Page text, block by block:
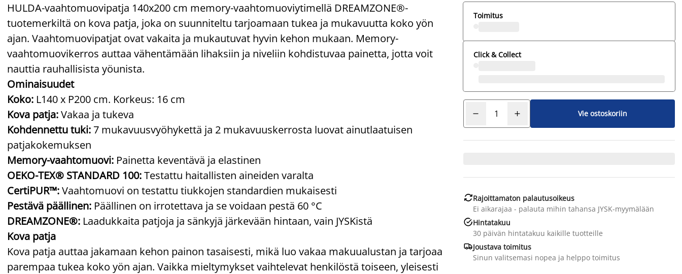
HULDA-vaahtomuovipatja 140x200 cm memory-vaahtomuoviytimellä DREAMZONE®-
tuotemerkiltä on kova patja, joka on suunniteltu tarjoamaan tukea ja mukavuutta koko yön
ajan. Vaahtomuovipatjat ovat vakaita ja mukautuvat hyvin kehon mukaan. Memory-
vaahtomuovikerros auttaa vähentämään lihaksiin ja niveliin kohdistuvaa painetta, jotta voit
nauttia rauhallisista yöunista.
Ominaisuudet
Koko: L140 x P200 cm. Korkeus: 16 cm
Kova patja:Vakaa ja tukeva
Kohdennettu tuki:7 mukavuusvyöhykettä ja 2 mukavuuskerrosta luovat ainutlaatuisen
patjakokemuksen
Memory-vaahtomuovi: Painetta keventävä ja elastinen
OEKO-TEX® STANDARD 100:Testattu haitallisten aineiden varalta
CertiPUR™:Vaahtomuovi on testattu tiukkojen standardien mukaisesti
Pestävä päällinen: Päällinen on irrotettava ja se voidaan pestä 60 °C
DREAMZONE®: Laadukkaita patjoja ja sänkyjä järkevään hintaan, vain JYSKistä
Kova patja
Kova patja auttaa jakamaan kehon painon tasaisesti, mikä luo vakaa makuualustan ja tarjoaa
parempaa tukea koko yön ajan. Vaikka mieltymykset vaihtelevat henkilöstä toiseen, yleisesti
Toimitus
Click & Collect
Vie ostoskoriin
Rajoittamaton palautusoikeus
Ei aikarajaa - palauta mihin tahansa JYSK-myymälään
Hintatakuu
30 päivän hintatakuu kaikille tuotteille
Joustava toimitus
Sinun valitsemasi nopea ja helppo toimitus